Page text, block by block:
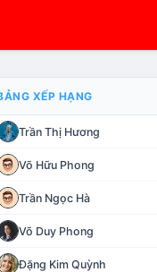
CHẾ TÀI XỬ LÝ VI PHẠM
XẾP HẠNG
Trần Thị Hương
Võ Hữu Phong
Trần Ngọc Hà
Võ Duy Phong
Đặng Kim Quỳnh